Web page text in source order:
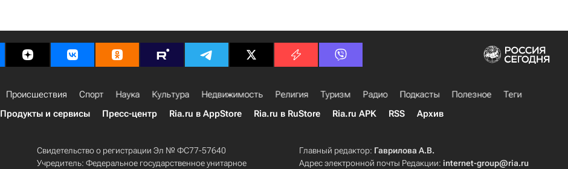
Происшествия Спорт Наука Культура Недвижимость Религия Туризм Радио Подкасты Полезное
Теги
Продукты и сервисы Пресс-центр Ria.ru в AppStore Ria.ru в RuStore Ria.ru APK RSS Архив
Свидетельство о регистрации Эл № ФС77-57640
Учредитель: Федеральное государственное унитарное
Главный редактор: Гаврилова А.В.
Адрес электронной почты Редакции:internet-group@ria.ru